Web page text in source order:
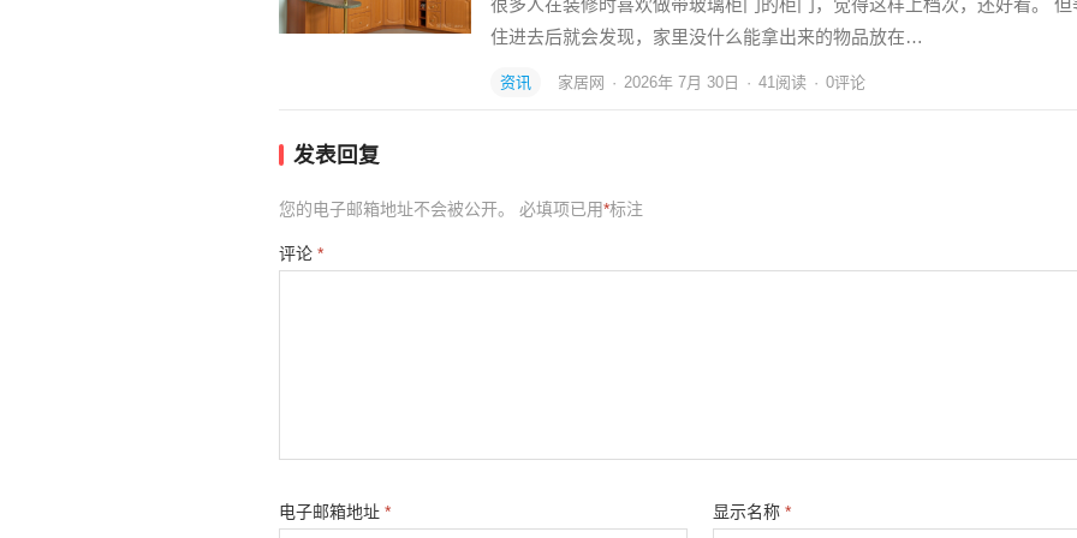
很多人在装修时喜欢做带玻璃柜门的柜门，觉得这样上档次，还好看。 但
住进去后就会发现，家里没什么能拿出来的物品放在…
资讯 家居网 · 2026年 7月 30日 · 41阅读 · 0评论
发表回复
您的电子邮箱地址不会被公开。 必填项已用*标注
评论 *
显示名称 *
电子邮箱地址 *